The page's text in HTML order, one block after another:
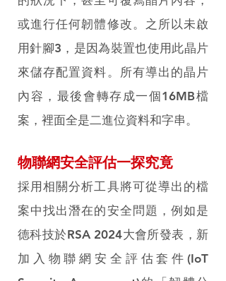
或進行任何韌體修改。之所以未啟
用針腳3，是因為裝置也使用此晶片
來儲存配置資料。所有導出的晶片
內容，最後會轉存成一個16MB檔
案，裡面全是二進位資料和字串。
物聯網安全評估一探究竟
採用相關分析工具將可從導出的檔
案中找出潛在的安全問題，例如是
德科技於RSA 2024大會所發表，新
加入物聯網安全評估套件(IoT